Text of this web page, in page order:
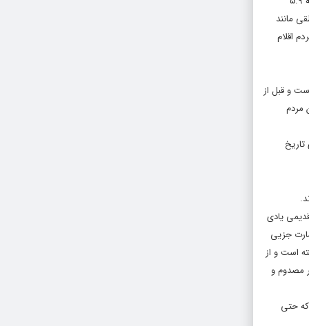
مانند
اقلام
و قبل از
مردم
تاریخ
یادی
اطراف آسیب جدی دیدند و باعث خسارت کلی به هزار و ۱۰۰ واحد و خسارت جزیی
گذشته است و از
نمی‌گذرد که بسیاری از خانه‌هایی که در آن زلزله آسیب جزیی دیده بودند در این زلزله فروریختند. در این زلزله ۱۰۷۵ نفر مصدوم و
بار تکرار شده است جوری که حتی